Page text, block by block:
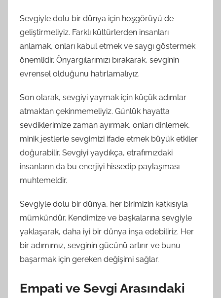
Sevgiyle dolu bir dünya için hoşgörüyü de
geliştirmeliyiz. Farklı kültürlerden insanları
anlamak, onları kabul etmek ve saygı göstermek
önemlidir. Önyargılarımızı bırakarak, sevginin
evrensel olduğunu hatırlamalıyız.
Son olarak, sevgiyi yaymak için küçük adımlar
atmaktan çekinmemeliyiz. Günlük hayatta
sevdiklerimize zaman ayırmak, onları dinlemek,
minik jestlerle sevgimizi ifade etmek büyük etkiler
doğurabilir. Sevgiyi yaydıkça, etrafımızdaki
insanların da bu enerjiyi hissedip paylaşması
muhtemeldir.
Sevgiyle dolu bir dünya, her birimizin katkısıyla
mümkündür. Kendimize ve başkalarına sevgiyle
yaklaşarak, daha iyi bir dünya inşa edebiliriz. Her
bir adımımız, sevginin gücünü artırır ve bunu
başarmak için gereken değişimi sağlar.
Empati ve Sevgi Arasındaki